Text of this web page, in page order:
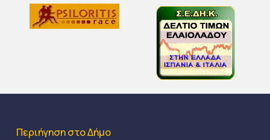
Περιήγηση στο Δήμο